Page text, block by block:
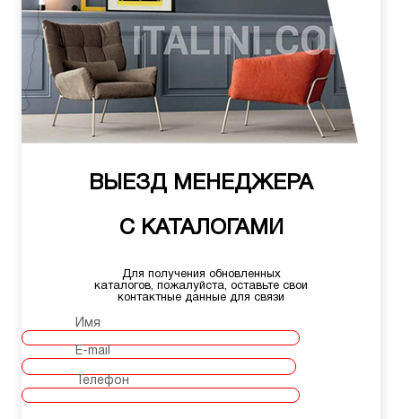
ВЫЕЗД МЕНЕДЖЕРА
С КАТАЛОГАМИ
Для получения обновленных
каталогов, пожалуйста, оставьте свои
контактные данные для связи
Имя
E-mail
Телефон